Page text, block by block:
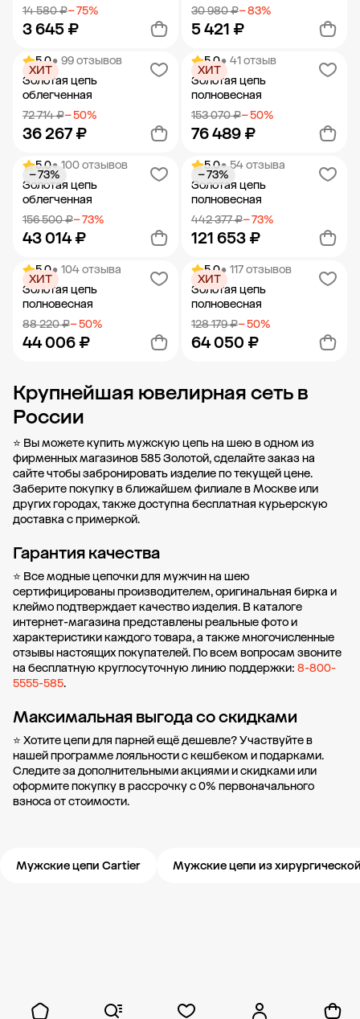
14 580 ₽− 75%
3 645 ₽
Добавить в корзину
30 980 ₽− 83%
5 421 ₽
Добавить в корзину
5.0• 99 отзывов
Золотая цепь
облегченная
72 714 ₽− 50%
36 267 ₽
ХИТ
Добавить в корзину
5.0• 41 отзыв
Золотая цепь
полновесная
153 070 ₽− 50%
76 489 ₽
ХИТ
Добавить в корзину
5.0• 100 отзывов
Золотая цепь
облегченная
156 500 ₽− 73%
43 014 ₽
− 73%
Добавить в корзину
5.0• 54 отзыва
Золотая цепь
полновесная
442 377 ₽− 73%
121 653 ₽
− 73%
Добавить в корзину
5.0• 104 отзыва
Золотая цепь
полновесная
88 220 ₽− 50%
44 006 ₽
ХИТ
Добавить в корзину
5.0• 117 отзывов
Золотая цепь
полновесная
128 179 ₽− 50%
64 050 ₽
ХИТ
Добавить в корзину
Крупнейшая ювелирная сеть в
России
⭐ Вы можете купить мужскую цепь на шею в одном из
фирменных магазинов 585 Золотой, сделайте заказ на
сайте чтобы забронировать изделие по текущей цене.
Заберите покупку в ближайшем филиале в Москве или
других городах, также доступна бесплатная курьерскую
доставка с примеркой.
Гарантия качества
⭐ Все модные цепочки для мужчин на шею
сертифицированы производителем, оригинальная бирка и
клеймо подтверждает качество изделия. В каталоге
интернет-магазина представлены реальные фото и
характеристики каждого товара, а также многочисленные
отзывы настоящих покупателей. По всем вопросам звоните
на бесплатную круглосуточную линию поддержки: 8-800-
5555-585.
Максимальная выгода со скидками
⭐ Хотите цепи для парней ещё дешевле? Участвуйте в
нашейпрограмме лояльностис кешбеком и подарками.
Следите за дополнительнымиакциями и скидкамиили
оформитепокупку в рассрочкус 0% первоначального
взноса от стоимости.
Мужские цепи Cartier Мужские цепи из